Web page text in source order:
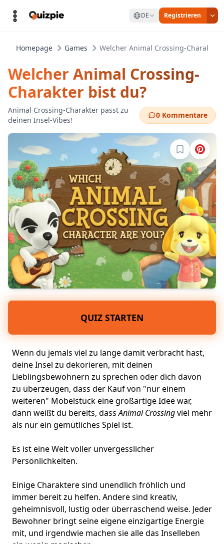
DE Registrieren
Homepage Games Welcher Animal Crossing-Charakter
Welcher Animal Crossing-
Charakter bist du?
Animal Crossing-Charakter passt zu
deinen Insel-Vibes!
0 Kommentare
Melde dich
QUIZ STARTEN
Wenn du jemals viel zu lange damit verbracht hast,
deine Insel zu dekorieren, mit deinen
Lieblingsbewohnern zu sprechen oder dich davon
zu überzeugen, dass der Kauf von "nur einem
weiteren" Möbelstück eine großartige Idee war,
dann weißt du bereits, dassAnimal Crossingviel mehr
als nur ein gemütliches Spiel ist.
Es ist eine Welt voller unvergesslicher
Persönlichkeiten.
Einige Charaktere sind unendlich fröhlich und
immer bereit zu helfen. Andere sind kreativ,
geheimnisvoll, lustig oder überraschend weise. Jeder
Bewohner bringt seine eigene einzigartige Energie
mit, und irgendwie machen sie alle das Inselleben